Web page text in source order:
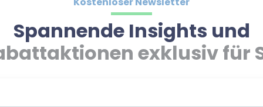
Spannende Insights und
exklusiv für